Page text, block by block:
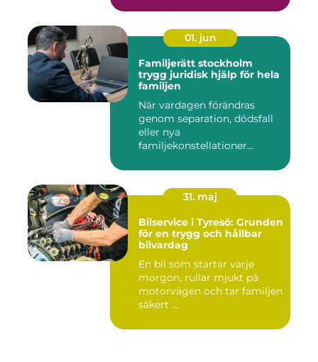
01. jun
Familjerätt stockholm
trygg juridisk hjälp för hela
familjen
När vardagen förändras
genom separation, dödsfall
eller nya
familjekonstellationer
31. maj
Bilservice i Tyresö: Grunden
för en trygg och hållbar
bilvardag
En bil som startar varje
morgon, rullar mjukt på
motorvägen och tar familjen
säkert ...